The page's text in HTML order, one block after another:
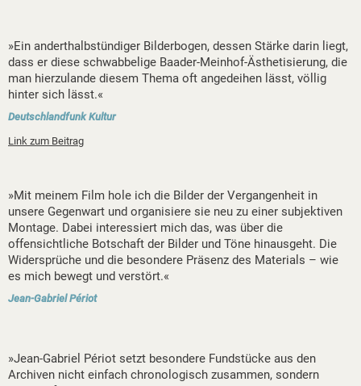
»Ein anderthalbstündiger Bilderbogen, dessen Stärke darin liegt,
dass er diese schwabbelige Baader-Meinhof-Ästhetisierung, die
man hierzulande diesem Thema oft angedeihen lässt, völlig
hinter sich lässt.«
Deutschlandfunk Kultur
Link zum Beitrag
»Mit meinem Film hole ich die Bilder der Vergangenheit in
unsere Gegenwart und organisiere sie neu zu einer subjektiven
Montage. Dabei interessiert mich das, was über die
offensichtliche Botschaft der Bilder und Töne hinausgeht. Die
Widersprüche und die besondere Präsenz des Materials – wie
es mich bewegt und verstört.«
Jean-Gabriel Périot
»Jean-Gabriel Périot setzt besondere Fundstücke aus den
Archiven nicht einfach chronologisch zusammen, sondern